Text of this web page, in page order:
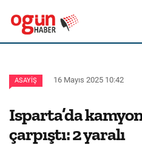
ASAYIŞ 16 Mayıs 2025 10:42
Isparta’da
çarpıştı: 2 yaralı